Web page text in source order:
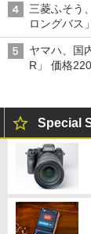
三菱ふそう
ロングバス
バス
ヤマハ、国
R」 価格
Special